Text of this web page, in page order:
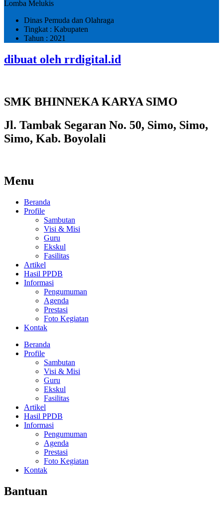
Lomba Melukis
Dinas Pemuda dan Olahraga
Tingkat : Kabupaten
Tahun : 2021
dibuat oleh rrdigital.id
SMK BHINNEKA KARYA SIMO
Jl. Tambak Segaran No. 50, Simo, Simo,
Simo, Kab. Boyolali
Menu
Beranda
Profile
Sambutan
Visi & Misi
Guru
Ekskul
Fasilitas
Artikel
Hasil PPDB
Informasi
Pengumuman
Agenda
Prestasi
Foto Kegiatan
Kontak
Beranda
Profile
Sambutan
Visi & Misi
Guru
Ekskul
Fasilitas
Artikel
Hasil PPDB
Informasi
Pengumuman
Agenda
Prestasi
Foto Kegiatan
Kontak
Bantuan